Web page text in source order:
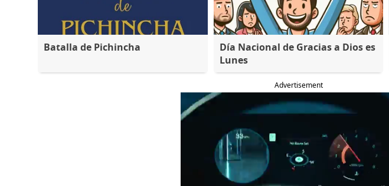
Batalla de Pichincha
Día Nacional de Gracias a Dios es
Lunes
Advertisement